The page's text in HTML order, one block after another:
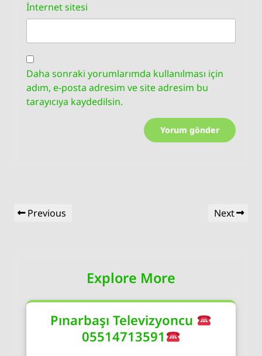
İnternet sitesi
Daha sonraki yorumlarımda kullanılması için
adım, e-posta adresim ve site adresim bu
tarayıcıya kaydedilsin.
Yazı
gezinmesi
Previous
Previous
Next
Next
Explore More
Pınarbaşı Televizyoncu
05514713591